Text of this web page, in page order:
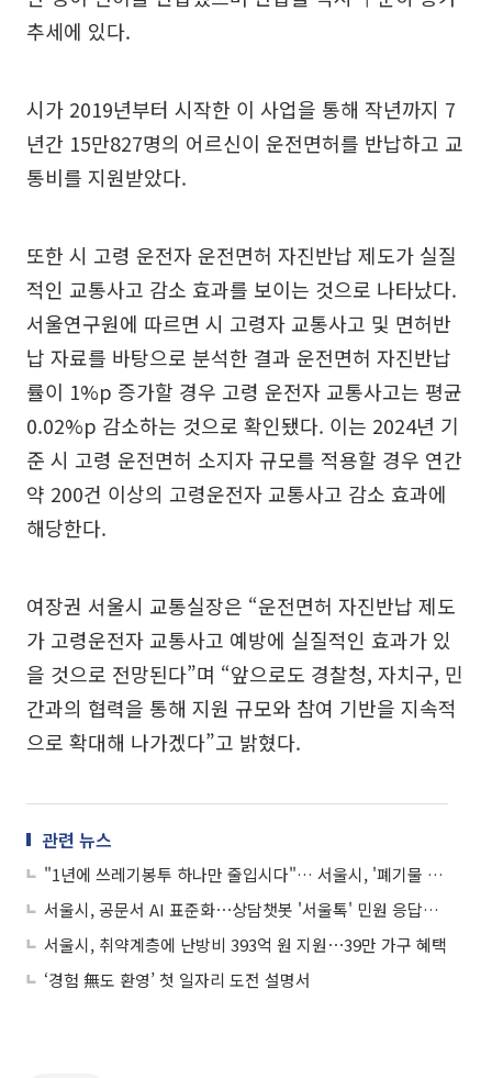
추세에 있다.
시가 2019년부터 시작한 이 사업을 통해 작년까지 7
년간 15만827명의 어르신이 운전면허를 반납하고 교
통비를 지원받았다.
또한 시 고령 운전자 운전면허 자진반납 제도가 실질
적인 교통사고 감소 효과를 보이는 것으로 나타났다.
서울연구원에 따르면 시 고령자 교통사고 및 면허반
납 자료를 바탕으로 분석한 결과 운전면허 자진반납
률이 1%p 증가할 경우 고령 운전자 교통사고는 평균
0.02%p 감소하는 것으로 확인됐다. 이는 2024년 기
준 시 고령 운전면허 소지자 규모를 적용할 경우 연간
약 200건 이상의 고령운전자 교통사고 감소 효과에
해당한다.
여장권 서울시 교통실장은 “운전면허 자진반납 제도
가 고령운전자 교통사고 예방에 실질적인 효과가 있
을 것으로 전망된다”며 “앞으로도 경찰청, 자치구, 민
간과의 협력을 통해 지원 규모와 참여 기반을 지속적
으로 확대해 나가겠다”고 밝혔다.
관련 뉴스
"1년에 쓰레기봉투 하나만 줄입시다"… 서울시, '폐기물 다이어트' 돌입
서울시, 공문서 AI 표준화⋯상담챗봇 '서울톡' 민원 응답률도 90% 이상으로
서울시, 취약계층에 난방비 393억 원 지원⋯39만 가구 혜택
‘경험 無도 환영’ 첫 일자리 도전 설명서